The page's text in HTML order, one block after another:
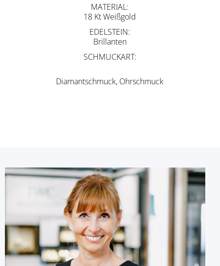
MATERIAL
18 Kt Weißgold
EDELSTEIN
Brillanten
SCHMUCKART
Diamantschmuck, Ohrschmuck